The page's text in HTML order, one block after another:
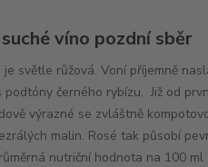
víno pozdní sběr
je světle růžová. Voní příjemně
podtóny černého rybízu. Již od
výrazné se zvláštně
malin. Rosé tak působí
nutriční hodnota na 100 ml